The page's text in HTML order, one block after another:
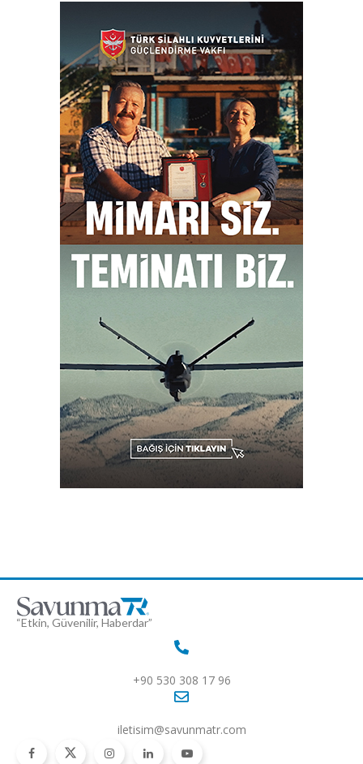
“Etkin, Güvenilir, Haberdar”
+90 530 308 17 96
iletisim@savunmatr.com